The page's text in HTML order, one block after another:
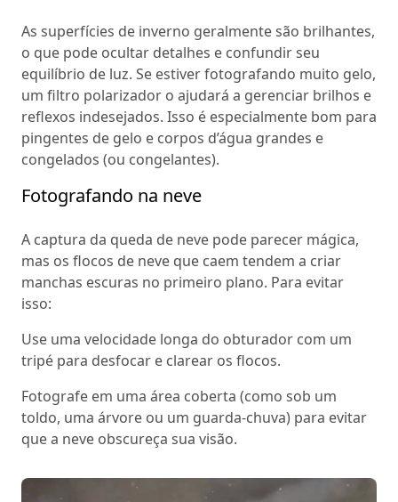
As superfícies de inverno geralmente são brilhantes,
o que pode ocultar detalhes e confundir seu
equilíbrio de luz. Se estiver fotografando muito gelo,
um filtro polarizador o ajudará a gerenciar brilhos e
reflexos indesejados. Isso é especialmente bom para
pingentes de gelo e corpos d’água grandes e
congelados (ou congelantes).
Fotografando na neve
A captura da queda de neve pode parecer mágica,
mas os flocos de neve que caem tendem a criar
manchas escuras no primeiro plano. Para evitar
isso:
Use uma velocidade longa do obturador com um
tripé para desfocar e clarear os flocos.
Fotografe em uma área coberta (como sob um
toldo, uma árvore ou um guarda-chuva) para evitar
que a neve obscureça sua visão.